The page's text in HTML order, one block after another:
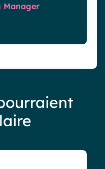
Manager